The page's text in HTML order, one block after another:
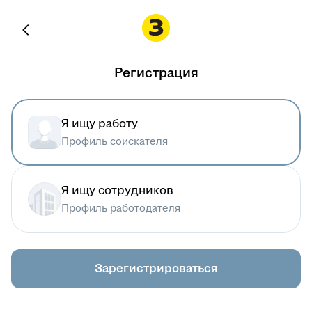
Регистрация
Я ищу работу
Профиль соискателя
Я ищу сотрудников
Профиль работодателя
Зарегистрироваться